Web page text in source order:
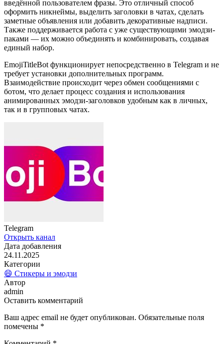
введённой пользователем фразы. Это отличный способ
оформить никнеймы, выделить заголовки в чатах, сделать
заметные объявления или добавить декоративные надписи.
Также поддерживается работа с уже существующими эмодзи-
паками — их можно объединять и комбинировать, создавая
единый набор.
EmojiTitleBot функционирует непосредственно в Telegram и не
требует установки дополнительных программ.
Взаимодействие происходит через обмен сообщениями с
ботом, что делает процесс создания и использования
анимированных эмодзи-заголовков удобным как в личных,
так и в групповых чатах.
Telegram
Открыть канал
Дата добавления
24.11.2025
Категории
😄 Стикеры и эмодзи
Автор
admin
Оставить комментарий
Ваш адрес email не будет опубликован. Обязательные поля
помечены *